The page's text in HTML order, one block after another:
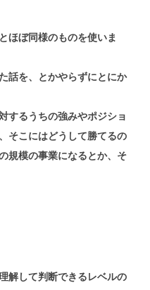
ほぼ同様のものを使いま
話を、とかやらずにとにか
するうちの強みやポジショ
そこにはどうして勝てるの
規模の事業になるとか、そ
解して判断できるレベルの